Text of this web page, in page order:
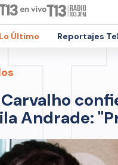
Lo Último Reportajes
Andrade: